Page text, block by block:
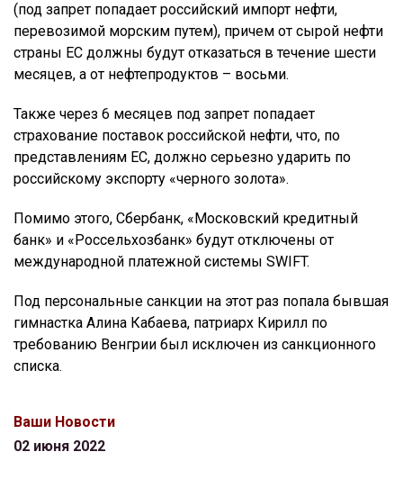
(под запрет попадает российский импорт нефти,
перевозимой морским путем), причем от сырой нефти
страны ЕС должны будут отказаться в течение шести
месяцев, а от нефтепродуктов – восьми.
Также через 6 месяцев под запрет попадает
страхование поставок российской нефти, что, по
представлениям ЕС, должно серьезно ударить по
российскому экспорту «черного золота».
Помимо этого, Сбербанк, «Московский кредитный
банк» и «Россельхозбанк» будут отключены от
международной платежной системы SWIFT.
Под персональные санкции на этот раз попала бывшая
гимнастка Алина Кабаева, патриарх Кирилл по
требованию Венгрии был исключен из санкционного
списка.
Ваши Новости
02 июня 2022